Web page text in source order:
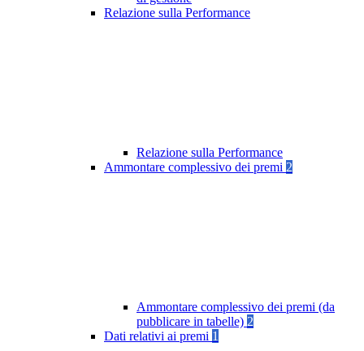
Relazione sulla Performance
Relazione sulla Performance
Ammontare complessivo dei premi 2
Ammontare complessivo dei premi (da
pubblicare in tabelle) 2
Dati relativi ai premi 1